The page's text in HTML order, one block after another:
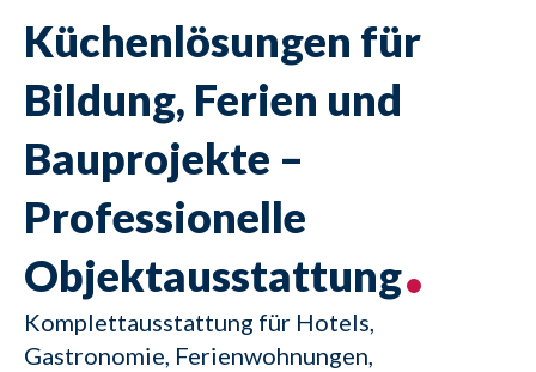
Küchenlösungen für
Bildung, Ferien und
Bauprojekte –
Professionelle
Objektausstattung
Komplettausstattung für Hotels,
Gastronomie, Ferienwohnungen,